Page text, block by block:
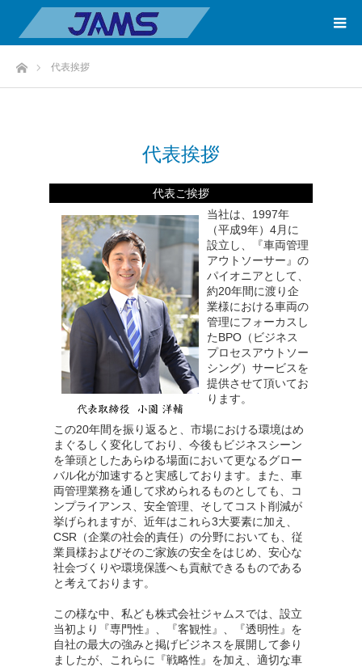
ホーム代表挨拶
代表挨拶
代表ご挨拶
当社は、1997年
（平成9年）4月に
設立し、『車両管理
アウトソーサー』の
パイオニアとして、
約20年間に渡り企
業様における車両の
管理にフォーカスし
たBPO（ビジネス
プロセスアウトソー
シング）サービスを
提供させて頂いてお
ります。
この20年間を振り返ると、市場における環境はめ
まぐるしく変化しており、今後もビジネスシーン
を筆頭としたあらゆる場面において更なるグロー
バル化が加速すると実感しております。また、車
両管理業務を通して求められるものとしても、コ
ンプライアンス、安全管理、そしてコスト削減が
挙げられますが、近年はこれら3大要素に加え、
CSR（企業の社会的責任）の分野においても、従
業員様およびそのご家族の安全をはじめ、安心な
社会づくりや環境保護へも貢献できるものである
と考えております。
この様な中、私ども株式会社ジャムスでは、設立
当初より『専門性』、『客観性』、『透明性』を
自社の最大の強みと掲げビジネスを展開して参り
ましたが、これらに『戦略性』を加え、適切な車